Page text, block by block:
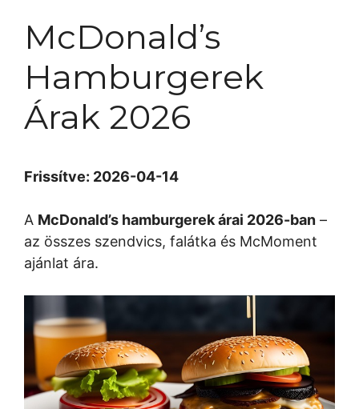
McDonald’s
Hamburgerek
Árak 2026
Frissítve: 2026-04-14
A McDonald’s hamburgerek árai 2026-ban –
az összes szendvics, falátka és McMoment
ajánlat ára.